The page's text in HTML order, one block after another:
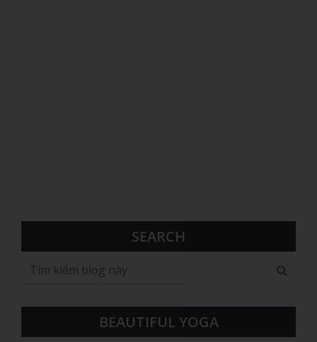
SEARCH
BEAUTIFUL YOGA